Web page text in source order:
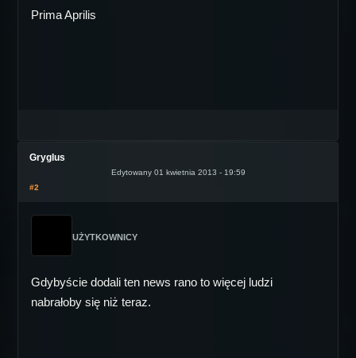
Prima Aprilis
Gryglus
Edytowany 01 kwietnia 2013 - 19:59
#2
UŻYTKOWNICY
Gdybyście dodali ten news rano to więcej ludzi
nabrałoby się niż teraz.